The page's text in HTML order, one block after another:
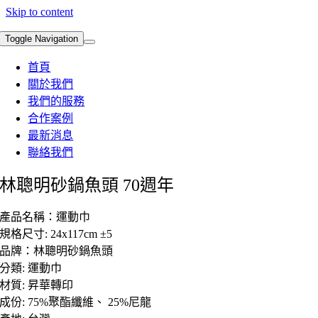
Skip to content
Toggle Navigation
首頁
關於我們
我們的服務
合作案例
最新消息
聯絡我們
林聰明砂鍋魚頭 70週年
產品名稱：運動巾
規格尺寸: 24x117cm ±5
品牌：林聰明砂鍋魚頭
分類: 運動巾
材質: 昇華轉印
成份: 75%聚酯纖維、 25%尼龍